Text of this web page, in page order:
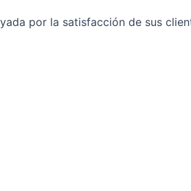
por la satisfacción de sus